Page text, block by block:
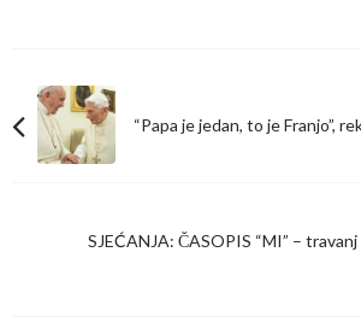
“Papa je jedan, to je Franjo”,
SJEĆANJA: ČASOPIS “MI” –